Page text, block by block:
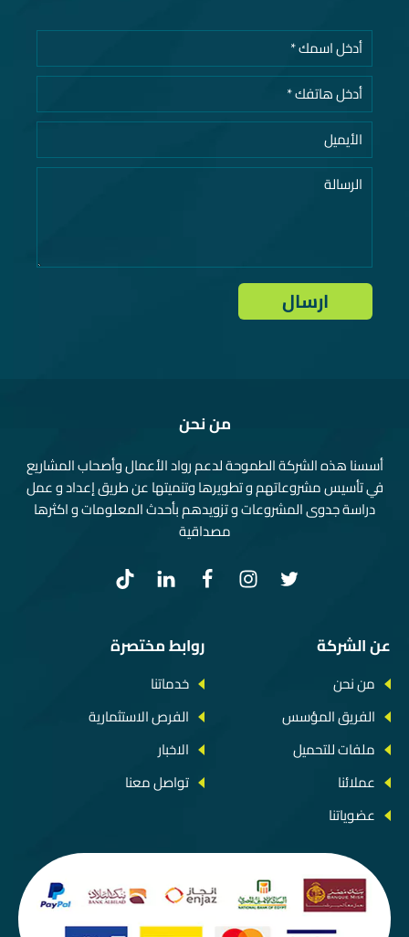
من نحن
أسسنا هذه الشركة الطموحة لدعم رواد الأعمال وأصحاب المشاريع
في تأسيس مشروعاتهم و تطويرها وتنميتها عن طريق إعداد و عمل
دراسة جدوى المشروعات و تزويدهم بأحدث المعلومات و اكثرها
مصداقية
عن الشركة
من نحن
الفريق المؤسس
ملفات للتحميل
عملائنا
عضوياتنا
روابط مختصرة
خدماتنا
الفرص الاستثمارية
الاخبار
تواصل معنا